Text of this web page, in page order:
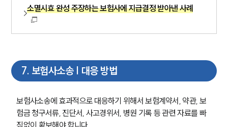
소멸시효 완성 주장하는 보험사에 지급결정 받아낸 사례
7. 보험사소송 | 대응 방법
보험사소송에 효과적으로 대응하기 위해서 보험계약서, 약관, 보
험금 청구서류, 진단서, 사고경위서, 병원 기록 등 관련 자료를 빠
짐없이 확보해야 합니다.